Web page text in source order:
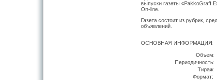
выпуски газеты «PakkoGraff
On-line.
Газета состоит из рубрик,
объявлений.
ОСНОВНАЯ ИНФОРМАЦИЯ:
Объем:
Периодичность:
Тираж:
Формат: